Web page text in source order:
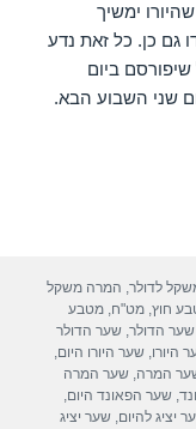
ימשיך
גם כן. כל זאת נדע
ביום
שני השבוע הבא.
לדולר, המרה משקל
חוץ,מט"ח,מטבע
שער הדולר,שער הדולר
היורו,שער היורו היום,
המרה,שער המרה
,שער הפאונד היום,
יציג להיום,שער יציג